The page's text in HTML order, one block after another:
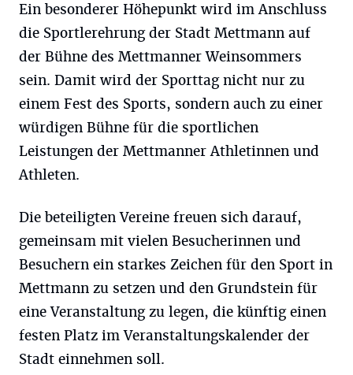
Ein besonderer Höhepunkt wird im Anschluss
die Sportlerehrung der Stadt Mettmann auf
der Bühne des Mettmanner Weinsommers
sein. Damit wird der Sporttag nicht nur zu
einem Fest des Sports, sondern auch zu einer
würdigen Bühne für die sportlichen
Leistungen der Mettmanner Athletinnen und
Athleten.
Die beteiligten Vereine freuen sich darauf,
gemeinsam mit vielen Besucherinnen und
Besuchern ein starkes Zeichen für den Sport in
Mettmann zu setzen und den Grundstein für
eine Veranstaltung zu legen, die künftig einen
festen Platz im Veranstaltungskalender der
Stadt einnehmen soll.